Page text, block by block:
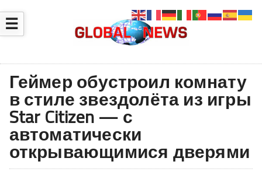
☰
Геймер обустроил комнату
в стиле звездолёта из игры
Star Citizen — с
автоматически
открывающимися дверями